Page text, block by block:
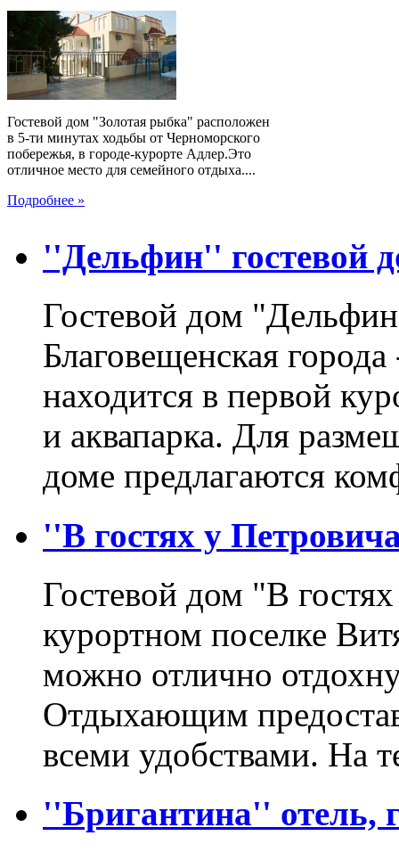
Гостевой дом "Золотая рыбка" расположен
в 5-ти минутах ходьбы от Черноморского
побережья, в городе-курорте Адлер.Это
отличное место для семейного отдыха....
Подробнее »
''Дельфин'' гостевой
Гостевой дом
Благовещенская
находится в первой
и аквапарка. Для
доме предлагаются
''В гостях у
Гостевой дом "В
курортном поселке
можно отлично
Отдыхающим
всеми удобствами. На
''Бригантина'' отель,